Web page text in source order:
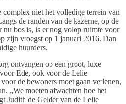
complex niet het volledige terrein van
de randen van de kazerne, op de
nu bos is, is er nog volop ruimte voor
zijn vroegst op 1 januari 2016. Dan
huurders.
ontvangen op een groot, luxe
Ede, ook voor de Lelie
de bewoners moet gaan verlenen,
„We moeten afwachten hoe het
Judith de Gelder van de Lelie